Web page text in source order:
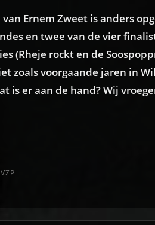
Ernem Zweet is anders
en twee van de vier
(Rheje rockt en de
zoals voorgaande jaren in
is er aan de hand? Wij
VZP